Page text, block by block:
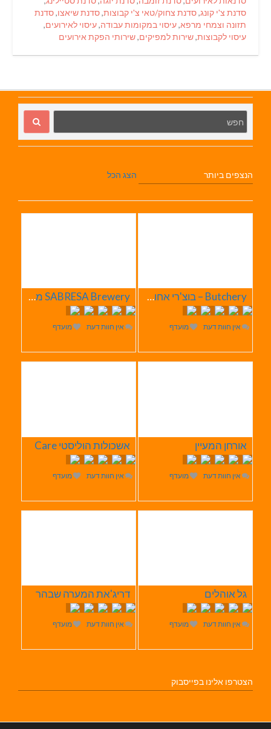
סדנת צ'י קונג,סדנת צחוק/טאי צ'י קבוצות,סדנת שיאצו,סדנת
תזונה וצמחי מרפא,עיסוי במקומות עבודה,עיסוי לאירועים,
עיסוי לקבוצות,שירות למפיקים,שירותי הפקת אירועים
הנצפים ביותר הצג הכל
Butchery – בוצ'רי אחוזת הבשר
אין חוות דעת מועדף
SABRESA Brewery מבשלת שיכר | מבשלת בירה
אין חוות דעת מועדף
אורחן המעיין
אין חוות דעת מועדף
אשכולות הוליסטי Care
אין חוות דעת מועדף
גל אוהלים
אין חוות דעת מועדף
דריג'את המערה שבהר
אין חוות דעת מועדף
הצטרפו אלינו בפייסבוק